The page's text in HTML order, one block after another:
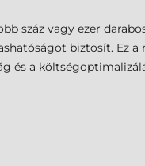
száz vagy ezer
biztosít. Ez a
és a